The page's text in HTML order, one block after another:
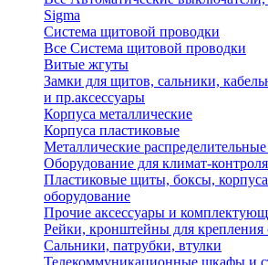
Sigma
Система щитовой проводки
Все Система щитовой проводки
Витые жгуты
Замки для щитов, сальники,
и пр.аксессуары
Корпуса металлические
Корпуса пластиковые
Металлические
Оборудование для климат-
Пластиковые щиты, боксы,
оборудование
Прочие аксессуары и
Рейки, кронштейны для крепления
Сальники, патрубки, втулки
Телекоммуникационные шкафы и